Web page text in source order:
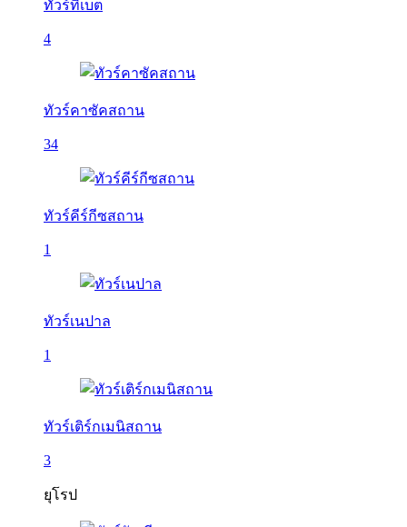
ทัวร์ทิเบต
4
ทัวร์คาซัคสถาน
34
ทัวร์คีร์กีซสถาน
1
ทัวร์เนปาล
1
ทัวร์เติร์กเมนิสถาน
3
ยุโรป